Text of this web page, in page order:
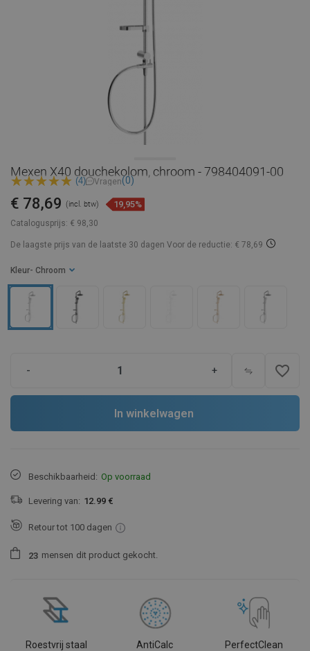
Mexen X40 douchekolom, chroom - 798404091-00
(4) Vragen(0)
Catalogusprijs: € 98,30
€ 78,69 (incl. btw) 19,95%
De laagste prijs van de laatste 30 dagen Voor de reductie: € 78,69
Kleur - Chroom
- + favorite_border
In winkelwagen
Beschikbaarheid: Op voorraad
Levering van: 12.99 €
Retour tot 100 dagen
23 mensen dit product gekocht.
Roestvrij staal AntiCalc PerfectClean